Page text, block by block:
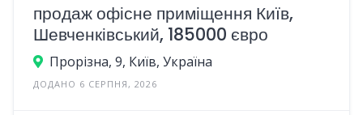
продаж офісне приміщення Київ,
Шевченківський, 185000 євро
Прорізна, 9, Київ, Україна
ДОДАНО 6 СЕРПНЯ, 2026